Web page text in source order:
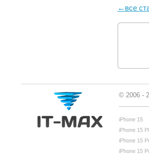
←все
© 2006 -
iPhone 15
iPhone 15
iPhone 15
iPhone 15